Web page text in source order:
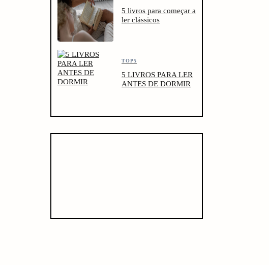
5 livros para começar a
ler clássicos
TOP5
5 LIVROS PARA LER
ANTES DE DORMIR